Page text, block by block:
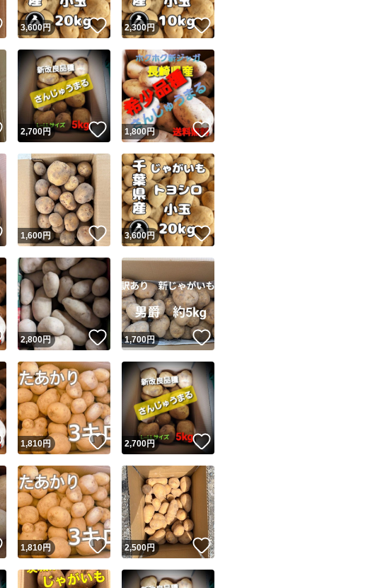
ユーザーの実績について
Yahoo!フリマが定めた一定の基準を満たしたユーザーにバッジを付与しています
安心取引出品者
安心取引出品者 Yahoo!フリマの基準をクリアした安心・安全なユーザーです
取引実績
取引実績◯+ このユーザーはYahoo!フリマの取引を完了させた実績があります
他フリマ実績◯+ このユーザーは他フリマサービスでの取引実績があります
スピード&安心発送
※このバッジは実績に基づく表示であり、発送を保証しているものではありません
スピード＆安心発送
このユーザーは高頻度で24時間以内＆設定した発送日数内に発送してい
ます
スピード発送 このユーザーは高頻度で24時間以内に発送しています
安心発送 このユーザーは設定した発送日数内に発送しています
この商品の情報をコピーします
商品画像の無断転載は禁止されています
コピーは1商品につき1回 です
出品ページへ
いいね！
3,600円 いいね！
2,300円 いいね！
いいね！
2,700円 いいね！
1,800円 いいね！
いいね！
1,600円 いいね！
3,600円 いいね！
いいね！
2,800円 いいね！
1,700円 いいね！
いいね！
1,810円 いいね！
2,700円 いいね！
いいね！
1,810円 いいね！
2,500円 いいね！